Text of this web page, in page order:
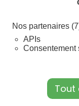
Nos partenaires
APIs
Consentement
Tout
de revenus ?
vous
: négocier
à trouver un
avec l’avocat